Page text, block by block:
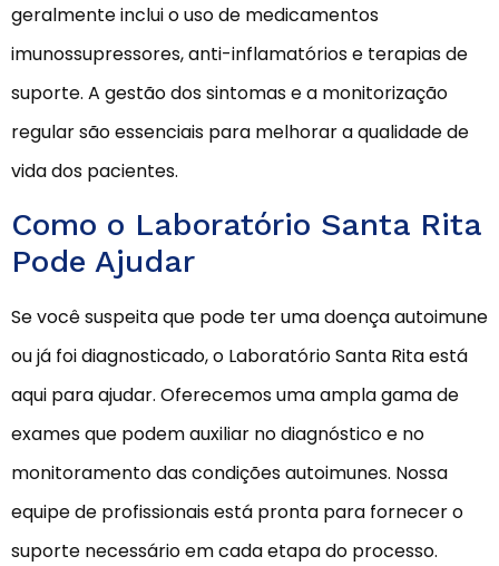
geralmente inclui o uso de medicamentos
imunossupressores, anti-inflamatórios e terapias de
suporte. A gestão dos sintomas e a monitorização
regular são essenciais para melhorar a qualidade de
vida dos pacientes.
Como o Laboratório Santa Rita
Pode Ajudar
Se você suspeita que pode ter uma doença autoimune
ou já foi diagnosticado, o Laboratório Santa Rita está
aqui para ajudar. Oferecemos uma ampla gama de
exames que podem auxiliar no diagnóstico e no
monitoramento das condições autoimunes. Nossa
equipe de profissionais está pronta para fornecer o
suporte necessário em cada etapa do processo.